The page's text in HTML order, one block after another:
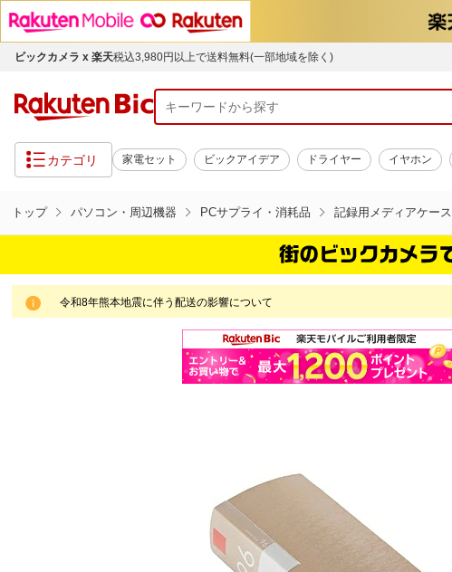
ビックカメラ x 楽天税込3,980円以上で送料無料(一部地域を除く)
カテゴリ 家電セット ビックアイデア ドライヤー イヤホン
トップ パソコン・周辺機器 PCサプライ・消耗品 記録用メディアケース
令和8年熊本地震に伴う配送の影響について